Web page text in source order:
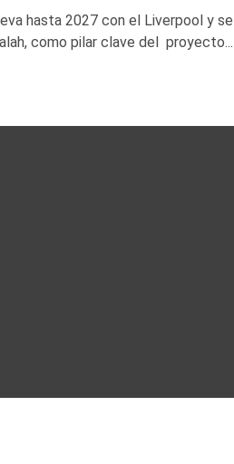
hasta 2027 con el Liverpool y se
como pilar clave del proyecto...